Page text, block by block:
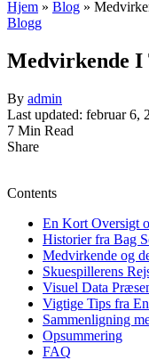
Hjem » Blog »
Blogg
Medvirkende I
By admin
Last updated: februar 6,
7 Min Read
Share
Contents
En Kort Oversigt
Historier fra Bag
Medvirkende og
Skuespillerens
Visuel Data
Vigtige Tips fra
Sammenligning
Opsummering
FAQ